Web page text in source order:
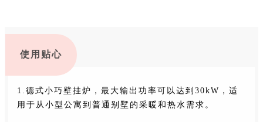
使用贴心
1.德式小巧壁挂炉，最大输出功率可以达到30kW，适
用于从小型公寓到普通别墅的采暖和热水需求。